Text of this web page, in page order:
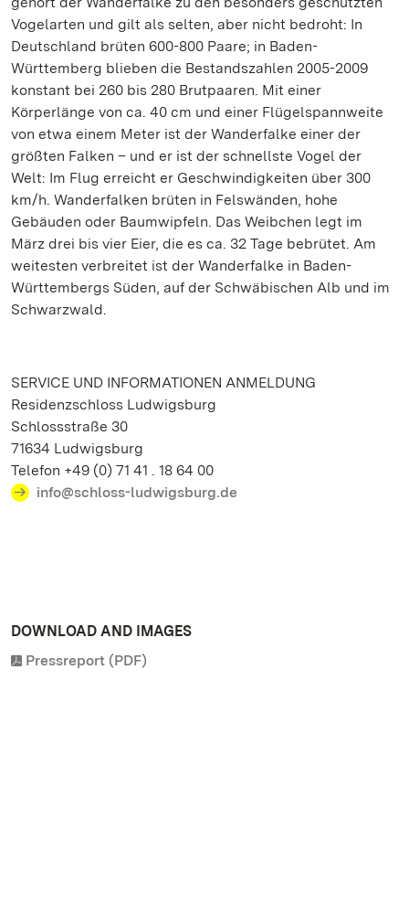
Vogelarten und gilt als selten, aber nicht bedroht: In
Deutschland brüten 600-800 Paare; in Baden-
Württemberg blieben die Bestandszahlen 2005-2009
konstant bei 260 bis 280 Brutpaaren. Mit einer
Körperlänge von ca. 40 cm und einer Flügelspannweite
von etwa einem Meter ist der Wanderfalke einer der
größten Falken – und er ist der schnellste Vogel der
Welt: Im Flug erreicht er Geschwindigkeiten über 300
km/h. Wanderfalken brüten in Felswänden, hohe
Gebäuden oder Baumwipfeln. Das Weibchen legt im
März drei bis vier Eier, die es ca. 32 Tage bebrütet. Am
weitesten verbreitet ist der Wanderfalke in Baden-
Württembergs Süden, auf der Schwäbischen Alb und im
Schwarzwald.
SERVICE UND INFORMATIONEN ANMELDUNG
Residenzschloss Ludwigsburg
Schlossstraße 30
71634 Ludwigsburg
Telefon +49 (0) 71 41 . 18 64 00
info@schloss-ludwigsburg.de
DOWNLOAD AND IMAGES
Pressreport (PDF)